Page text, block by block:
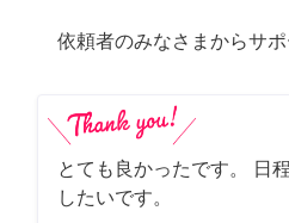
依頼者のみなさまからサ
とても良かったです。 日
したいです。